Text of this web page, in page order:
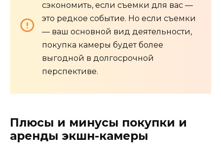
сэкономить, если съемки для вас —
это редкое событие. Но если съемки
— ваш основной вид деятельности,
покупка камеры будет более
выгодной в долгосрочной
перспективе.
Плюсы и минусы покупки и
аренды экшн-камеры